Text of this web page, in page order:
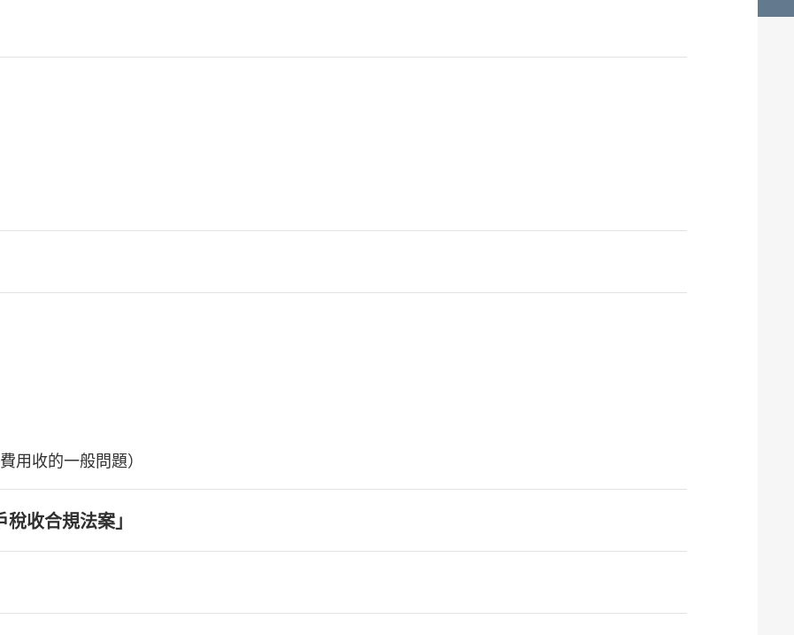
用收的一般問題）
收合規法案」